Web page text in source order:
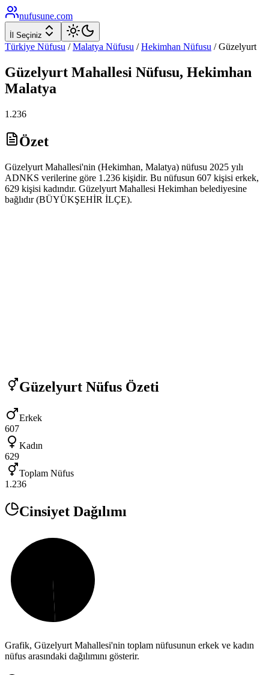
nufusune.com
İl Seçiniz
Türkiye Nüfusu / Malatya Nüfusu / Hekimhan Nüfusu /Güzelyurt
Güzelyurt Mahallesi Nüfusu, Hekimhan
Malatya
1.236
Özet
Güzelyurt Mahallesi'nin (Hekimhan, Malatya) nüfusu 2025 yılı
ADNKS verilerine göre 1.236 kişidir. Bu nüfusun 607 kişisi erkek,
629 kişisi kadındır. Güzelyurt Mahallesi Hekimhan belediyesine
bağlıdır (BÜYÜKŞEHİR İLÇE).
Güzelyurt Nüfus Özeti
Erkek
607
Kadın
629
Toplam Nüfus
1.236
Cinsiyet Dağılımı
Grafik, Güzelyurt Mahallesi'nin toplam nüfusunun erkek ve kadın
nüfus arasındaki dağılımını gösterir.